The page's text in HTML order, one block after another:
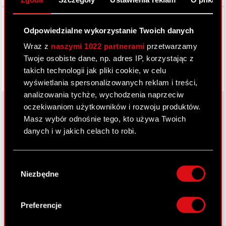
Odpowiedzialne wykorzystanie Twoich danych
Wraz z naszymi 1022 partnerami przetwarzamy
Twoje osobiste dane, np. adres IP, korzystając z
takich technologii jak pliki cookie, w celu
wyświetlania spersonalizowanych reklam i treści,
analizowania tychże, wychodzenia naprzeciw
oczekiwaniom użytkowników i rozwoju produktów.
Masz wybór odnośnie tego, kto używa Twoich
danych i w jakich celach to robi.
lokalizacji geograficznej z dokładnością nawet
Identyfikować Twoje urządzenie, aktywnie
analizując charakteryzującego je zbiory
zgody
Niezbędne
Preferencje
Facebook
O CD PROJEKT
Grupa Kapitałowa
Nasz biznes
Zrównoważony rozwój